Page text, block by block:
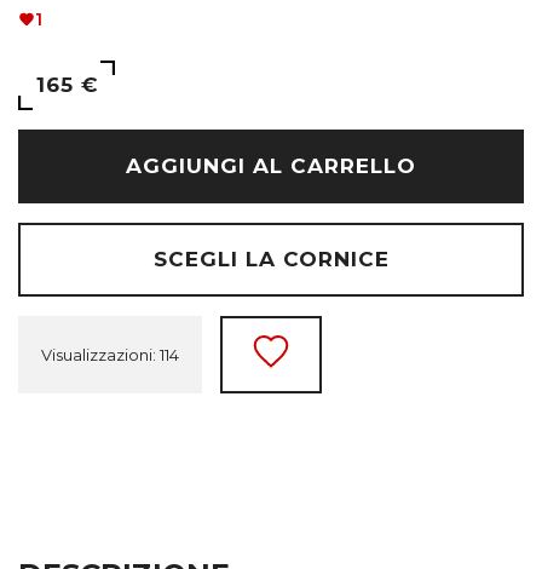
1
165 €
AGGIUNGI AL CARRELLO
SCEGLI LA CORNICE
Visualizzazioni: 114